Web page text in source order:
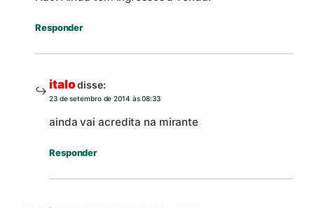
Responder
italo disse:
23 de setembro de 2014 às 08:33
ainda vai acredita na mirante
Responder